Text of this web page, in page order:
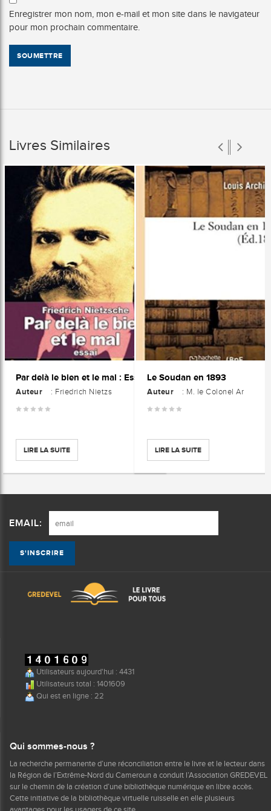
Enregistrer mon nom, mon e-mail et mon site dans le navigateur
pour mon prochain commentaire.
Livres Similaires
Par delà le bien et le mal : Essai
Auteur : Friedrich Nietzs
LIRE LA SUITE
Le Soudan en 1893
Auteur : M. le Colonel Ar
LIRE LA SUITE
EMAIL:
Utilisateurs aujourd'hui : 4431
Utilisateurs total : 1401609
Qui est en ligne : 22
Qui sommes-nous ?
La recherche permanente d’une réconciliation entre le livre et le lecteur dans
la Région de l’Extrême-Nord du Cameroun a conduit l’Association GREDEVEL
sur le chemin de la création d’une bibliothèque numérique en libre accès.
Cette initiative de la bibliothèque virtuelle ruisselle en elle plusieurs